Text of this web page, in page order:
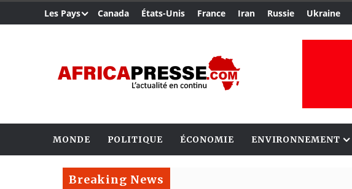
Les Pays Canada États-Unis France Iran Russie Ukraine
MONDE POLITIQUE ÉCONOMIE ENVIRONNEMENT
Breaking News